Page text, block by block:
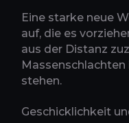
Eine starke neue
auf, die es
aus der Distanz
Massenschlachten
stehen.
Geschicklichkeit